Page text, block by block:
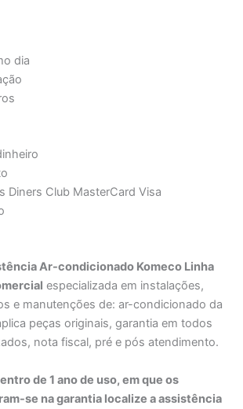
dia
Diners Club MasterCard Visa
Ar-condicionado Komeco Linha
especializada em instalações,
e manutenções de: ar-condicionado da
peças originais, garantia em todos
nota fiscal, pré e pós atendimento.
de 1 ano de uso, em que os
se na garantia localize a assistência